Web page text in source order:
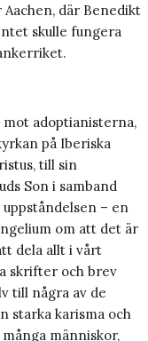
där Benedikt
skulle fungera
mot adoptianisterna,
på Iberiska
till sin
Son i samband
– en
om att det är
dela allt i vårt
skrifter och brev
till några av de
starka karisma och
människor,